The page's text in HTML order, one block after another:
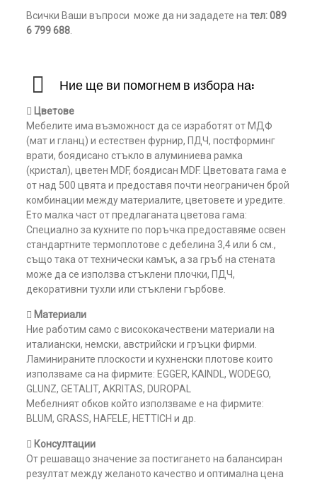
Всички Ваши въпроси може да ни зададете нател: 089
6 799 688
Ние ще ви помогнем в избора на:
 Цветове
Мебелите има възможност да се изработят от МДФ
(мат и гланц) и естествен фурнир, ПДЧ, постформинг
врати, боядисано стъкло в алуминиева рамка
(кристал), цветен MDF, боядисан MDF. Цветовата гама е
от над 500 цвята и предоставя почти неограничен брой
комбинации между материалите, цветовете и уредите.
Ето малка част от предлаганата цветова гама:
Специално за кухните по поръчка предоставяме освен
стандартните термоплотове с дебелина 3,4 или 6 см.,
също така от технически камък, а за гръб на стената
може да се използва стъклени плочки, ПДЧ,
декоративни тухли или стъклени гърбове.
 Материали
Ние работим само с висококачествени материали на
италиански, немски, австрийски и гръцки фирми.
Ламинираните плоскости и кухненски плотове които
използваме са на фирмите: EGGER, KAINDL, WODEGO,
GLUNZ, GETALIT, AKRITAS, DUROPAL
Мебелният обков който използваме е на фирмите:
BLUM, GRASS, HAFELE, HETTICH и др.
 Консултации
От решаващо значение за постигането на балансиран
резултат между желаното качество и оптимална цена